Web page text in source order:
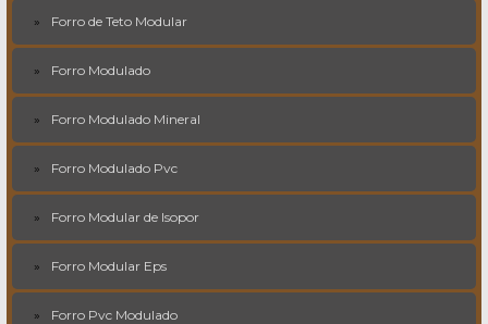
Forro de Teto Modular
Forro Modulado
Forro Modulado Mineral
Forro Modulado Pvc
Forro Modular de Isopor
Forro Modular Eps
Forro Pvc Modulado